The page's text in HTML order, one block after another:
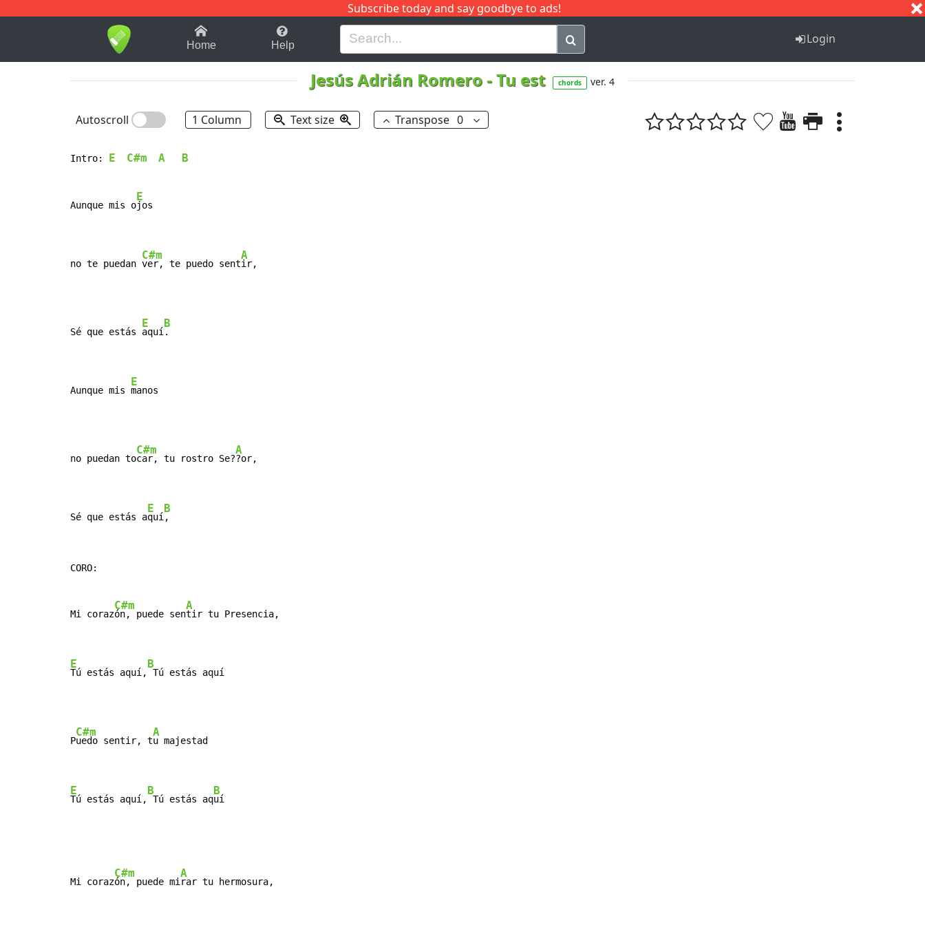
Subscribe today and say goodbye to ads!
1-9 B H I J Q
Home Help Login
Jesús Adrián Romero-Tu est chords ver. 4
Autoscroll 1 Column Text size Transpose 0
Intro: E C#m A B
Aunque mis o
E
jos
no te puedan
C#m
ver, te puedo sent
A
ir,
Sé que estás
E
aquí
B
.
Aunque mis
E
manos
no puedan to
C#m
car, tu rostro Se?
A
?or,
Sé que estás a
E
quí
B
,
CORO:
Mi coraz
C#m
ón, puede sen
A
tir tu Presencia,
E
Tú estás aquí,
B
Tú estás aquí
P
C#m
uedo sentir, t
A
u majestad
E
Tú estás aquí,
B
Tú estás aq
B
uí
Mi coraz
C#m
ón, puede mi
A
rar tu hermosura,